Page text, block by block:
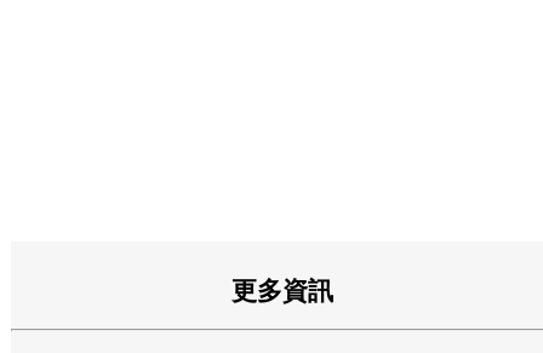
更多資訊